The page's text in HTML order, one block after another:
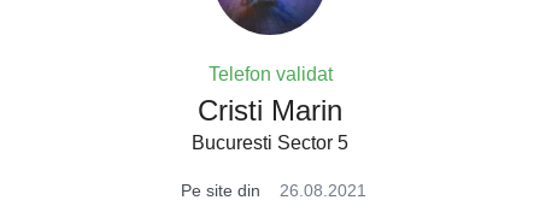
Telefon validat
Cristi Marin
Bucuresti Sector 5
Pe site din
26.08.2021